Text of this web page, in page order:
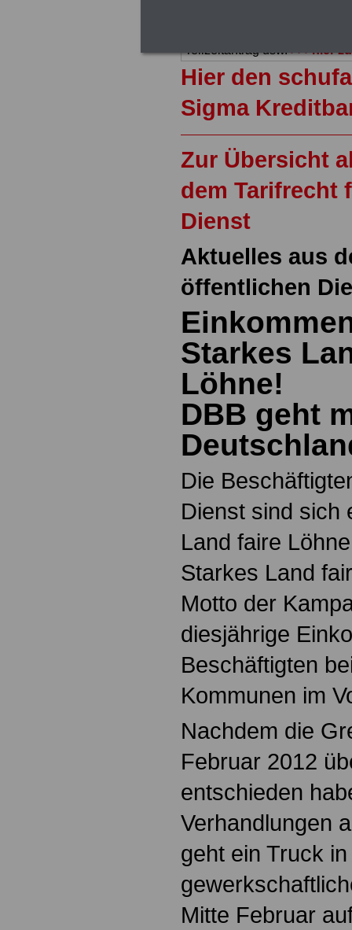
Teilzeitantrag usw.>>>hier
Hier den
Sigma
Zur Übersicht
dem Tarifrecht
Dienst
Aktuelles aus
öffentlichen
Starkes
Löhne!
DBB geht
Die
Dienst sind sich
Land faire
Starkes Land
Motto der
diesjährige
Beschäftigten
Kommunen im
Nachdem die
Februar 2012
entschieden
Verhandlungen
geht ein Truck
Mitte Februar